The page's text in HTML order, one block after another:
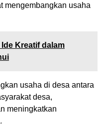
mengembangkan usaha
Kreatif dalam
usaha di desa antara
desa,
meningkatkan